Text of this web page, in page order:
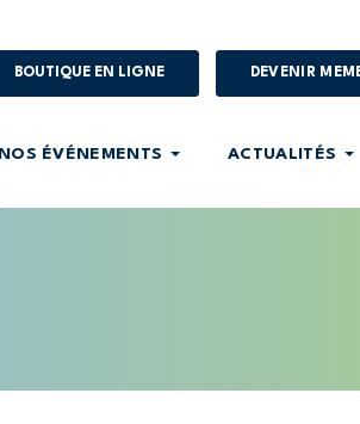
BOUTIQUE EN LIGNE DEVENIR
NOS ÉVÉNEMENTS ACTUALITÉS